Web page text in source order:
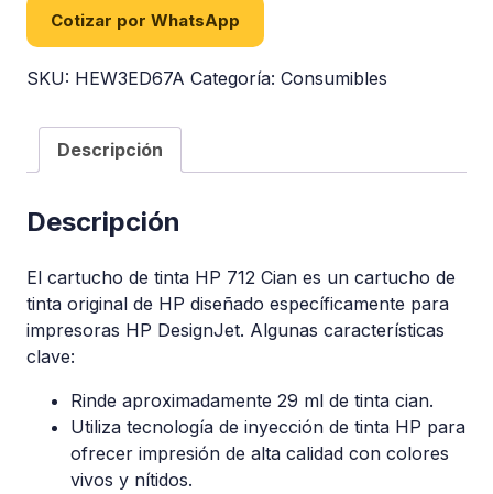
Cotizar por WhatsApp
SKU: HEW3ED67A Categoría: Consumibles
Descripción
Descripción
El cartucho de tinta HP 712 Cian es un cartucho de
tinta original de HP diseñado específicamente para
impresoras HP DesignJet. Algunas características
clave:
Rinde aproximadamente 29 ml de tinta cian.
Utiliza tecnología de inyección de tinta HP para
ofrecer impresión de alta calidad con colores
vivos y nítidos.